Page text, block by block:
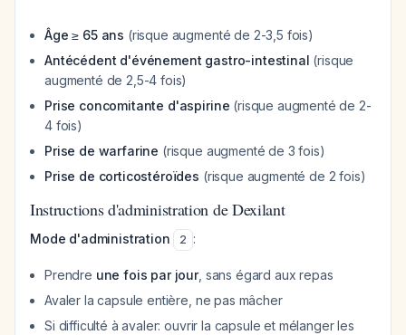
Âge ≥ 65 ans (risque augmenté de 2-3,5 fois)
Antécédent d'événement gastro-intestinal (risque
augmenté de 2,5-4 fois)
Prise concomitante d'aspirine (risque augmenté de 2-
4 fois)
Prise de warfarine (risque augmenté de 3 fois)
Prise de corticostéroïdes (risque augmenté de 2 fois)
Instructions d'administration de Dexilant
Mode d'administration 2 :
Prendre une fois par jour, sans égard aux repas
Avaler la capsule entière, ne pas mâcher
Si difficulté à avaler: ouvrir la capsule et mélanger les